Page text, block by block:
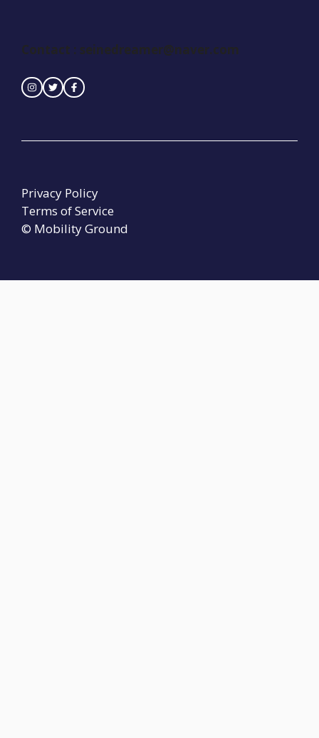
Contact : seinedreamer@naver.com
© Mobility Ground
Privacy Policy
Terms of Service